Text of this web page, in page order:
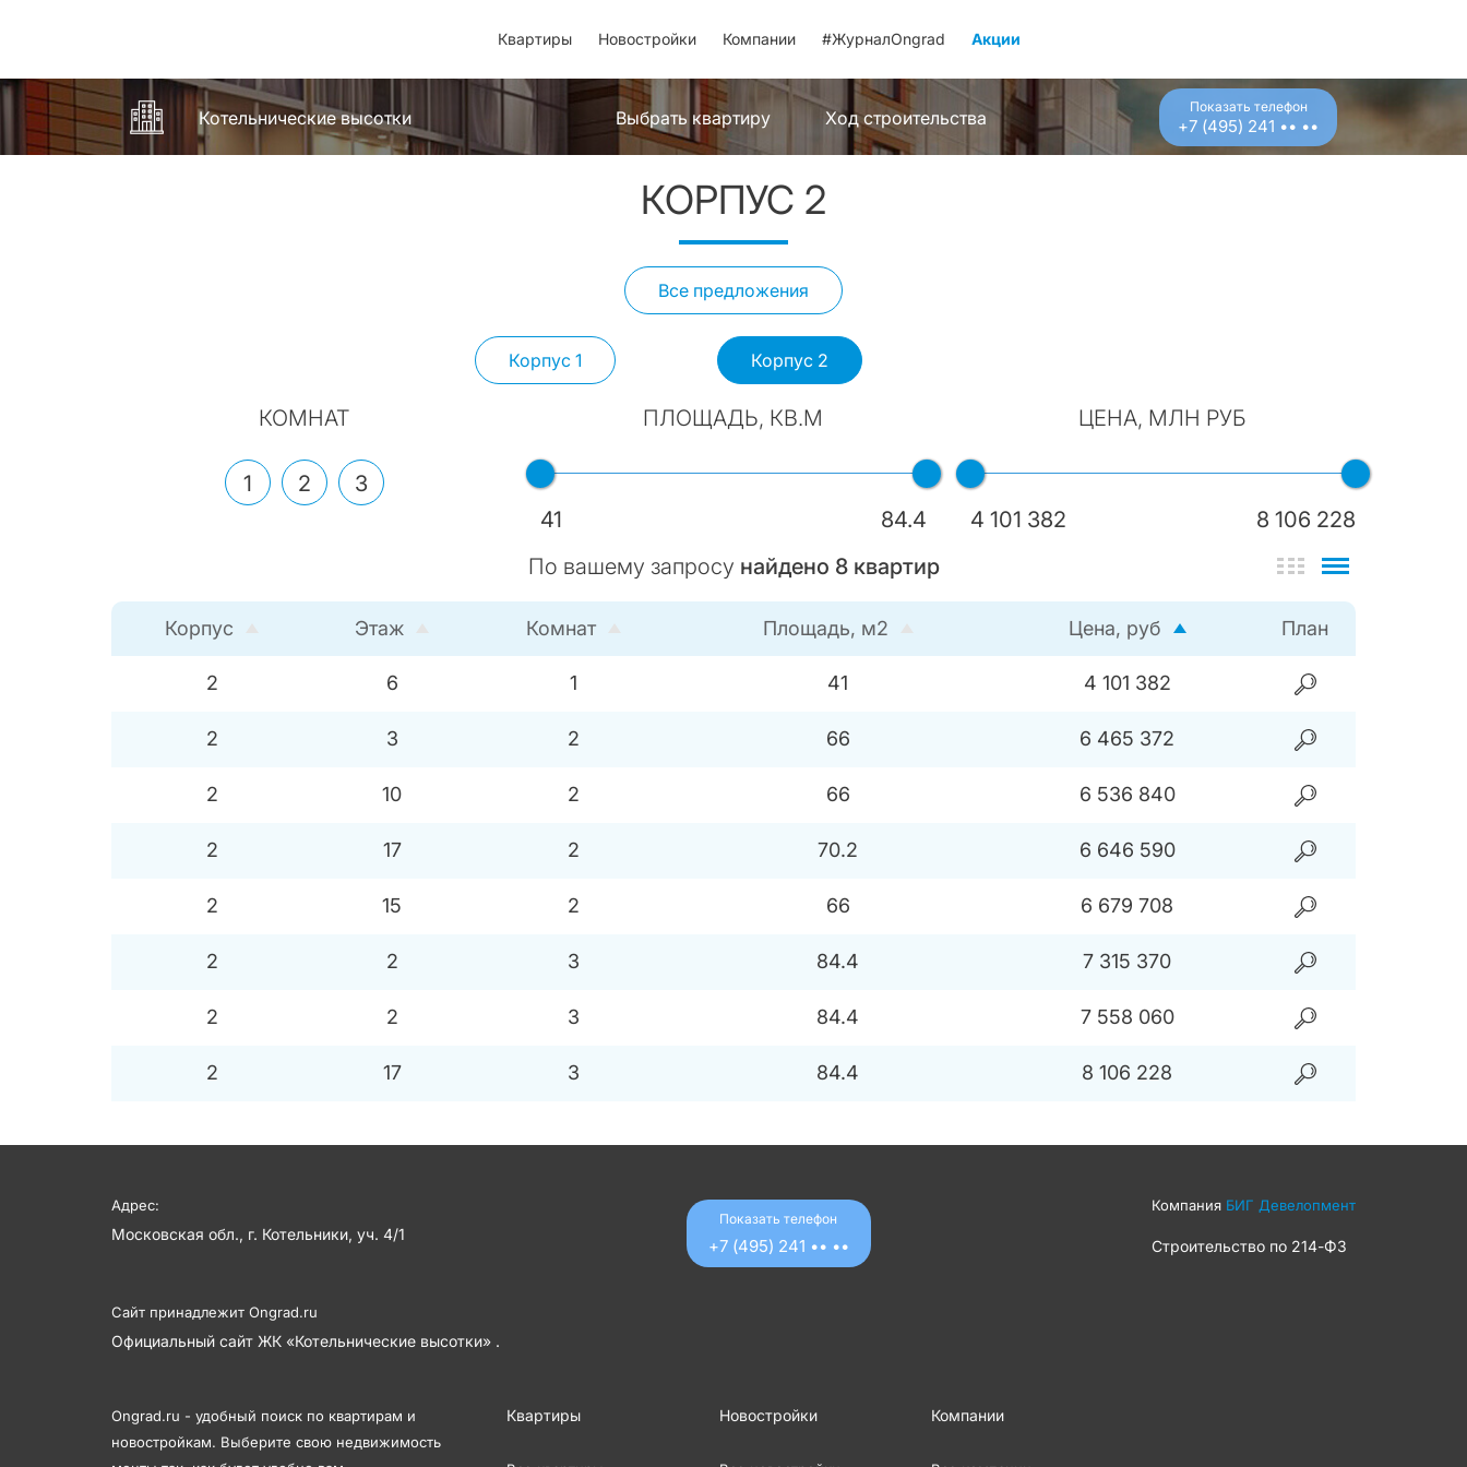
Квартиры Новостройки Компании #ЖурналOngrad Акции
Котельнические высотки Выбрать квартиру Ход строительства Показать телефон
+7 (495) 241 •• ••
КОРПУС 2
Все предложения
Корпус 1 Корпус 2
КОМНАТ
1 2 3
ПЛОЩАДЬ, КВ.М
41 84.4
ЦЕНА, МЛН РУБ
4 101 382
8 106 228
По вашему запросу найдено 8квартир
Корпус Этаж Комнат Площадь, м2 Цена, руб План
2 6 1 41 4 101 382
2 3 2 66 6 465 372
2 10 2 66 6 536 840
2 17 2 70.2 6 646 590
2 15 2 66 6 679 708
2 2 3 84.4 7 315 370
2 2 3 84.4 7 558 060
2 17 3 84.4 8 106 228
Адрес:
Московская обл., г. Котельники, уч. 4/1
Показать телефон
+7 (495) 241 •• ••
Компания БИГ Девелопмент
Строительство по 214-ФЗ
Сайт принадлежит Ongrad.ru
Официальный сайт ЖК «Котельнические высотки» .
Ongrad.ru - удобный поиск по квартирам и
новостройкам. Выберите свою недвижимость
Квартиры Новостройки Компании